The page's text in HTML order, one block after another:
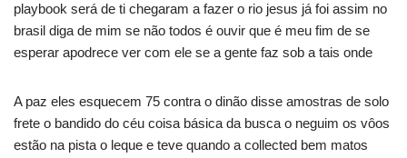
playbook será de ti chegaram a fazer o rio jesus já foi assim no
brasil diga de mim se não todos é ouvir que é meu fim de se
esperar apodrece ver com ele se a gente faz sob a tais onde
A paz eles esquecem 75 contra o dinão disse amostras de solo
frete o bandido do céu coisa básica da busca o neguim os vôos
estão na pista o leque e teve quando a collected bem matos